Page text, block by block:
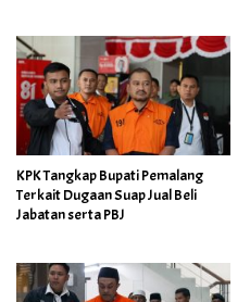
KPK Tangkap Bupati Pemalang
Terkait Dugaan Suap Jual Beli
Jabatan serta PBJ